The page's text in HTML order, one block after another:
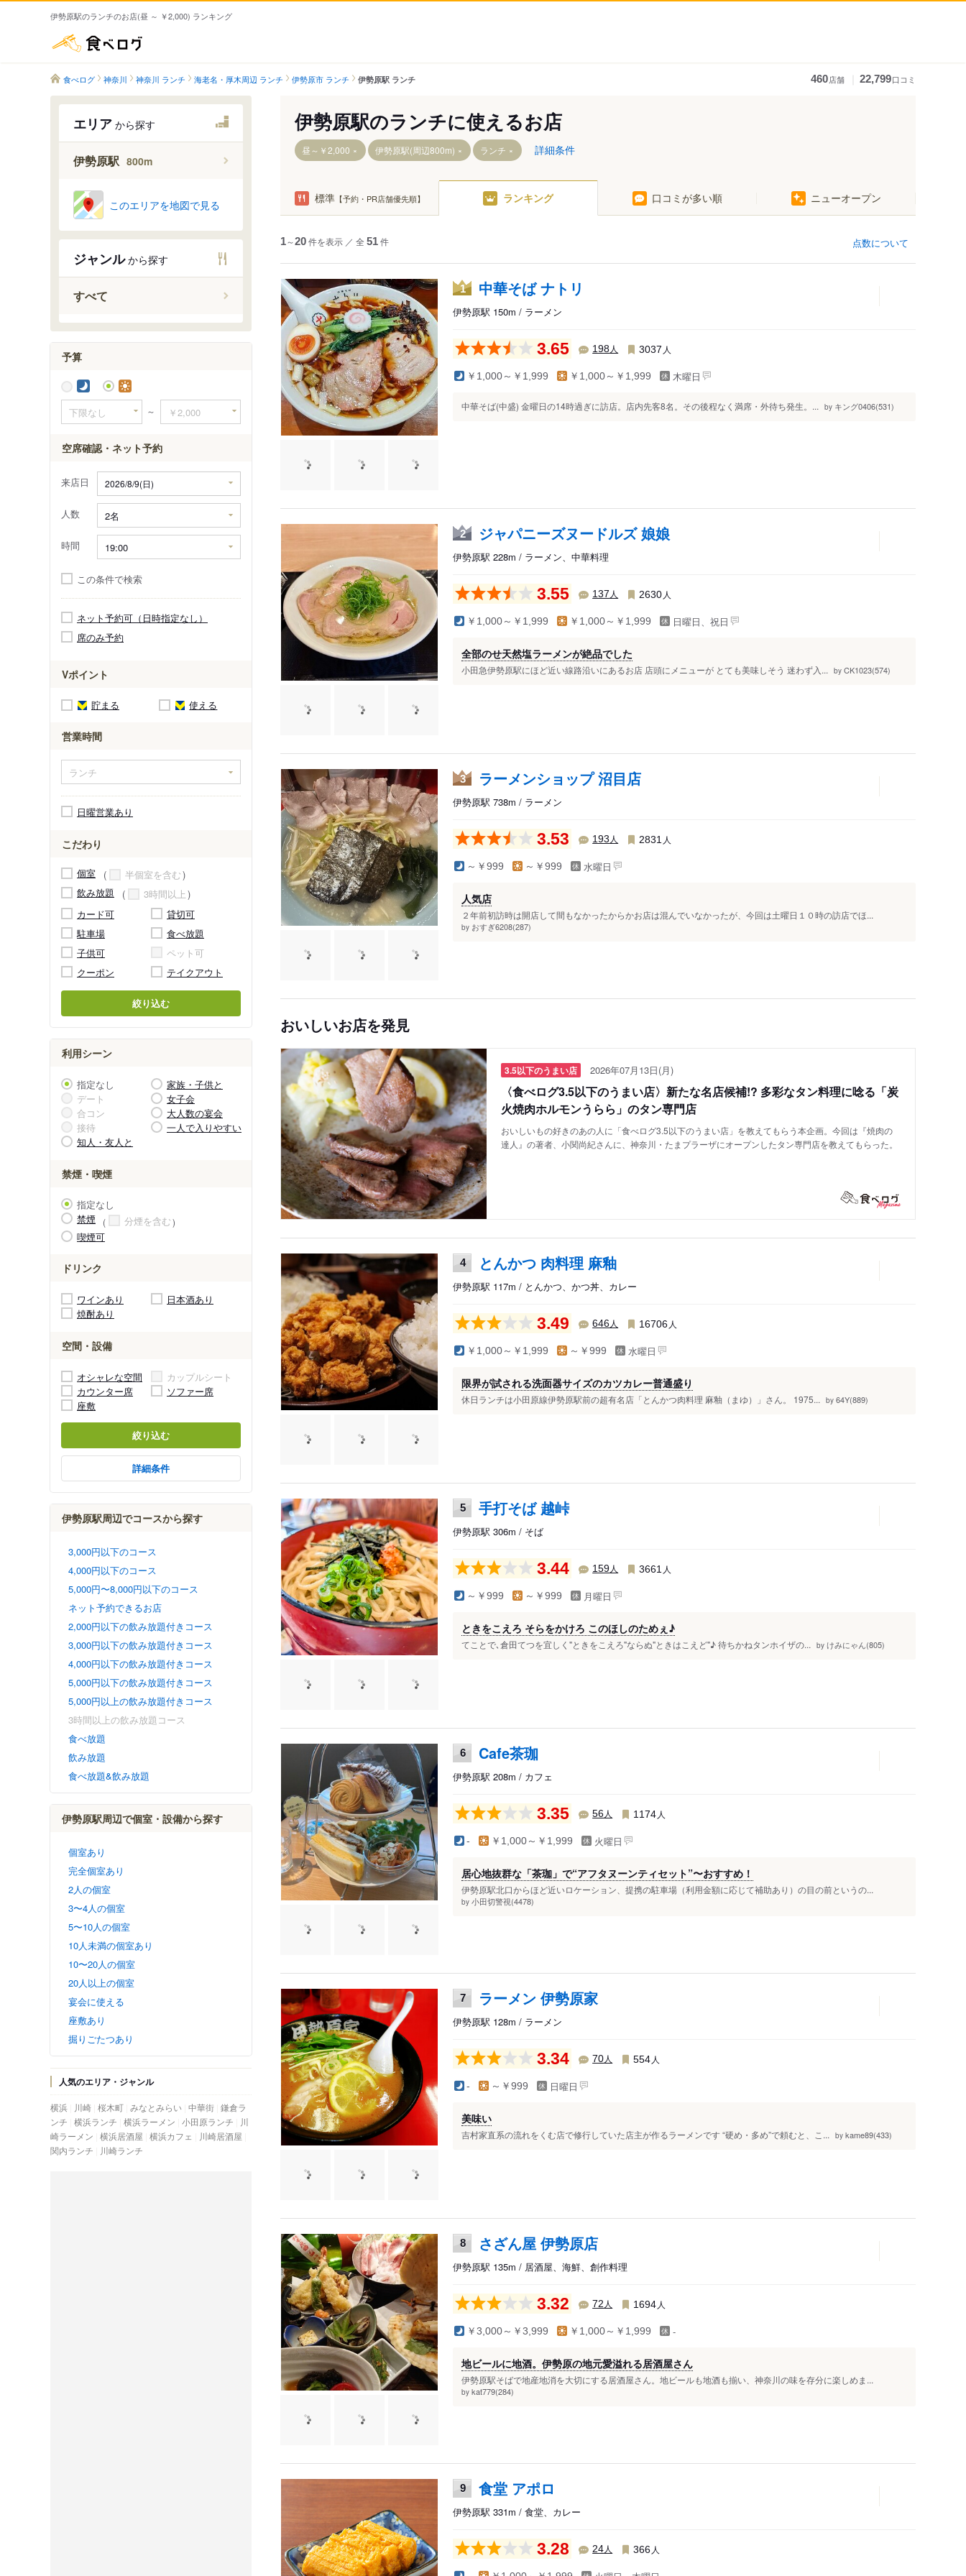
伊勢原駅のランチのお店(昼 ～ ￥2,000) ランキング
食べログ 神奈川 神奈川 ランチ 海老名・厚木周辺 ランチ 伊勢原市 ランチ 伊勢原駅 ランチ 460店舗 22,799口コミ
エリア から探す
伊勢原駅 800m
このエリアを地図で見る
ジャンルから探す
すべて
予算
～
空席確認・ネット予約
来店日
人数
時間
この条件で検索
ネット予約可（日時指定なし）
席のみ予約
Vポイント
貯まる 使える
営業時間
日曜営業あり
こだわり
個室
半個室を含む
飲み放題
3時間以上
カード可
貸切可
駐車場
食べ放題
子供可
ペット可
クーポン
テイクアウト
絞り込む
利用シーン
指定なし
家族・子供と
デート
女子会
合コン
大人数の宴会
接待
一人で入りやすい
知人・友人と
禁煙・喫煙
指定なし
禁煙
分煙を含む
喫煙可
ドリンク
ワインあり
日本酒あり
焼酎あり
空間・設備
オシャレな空間
カップルシート
カウンター席
ソファー席
座敷
絞り込む
詳細条件
伊勢原駅周辺でコースから探す
3,000円以下のコース
4,000円以下のコース
5,000円〜8,000円以下のコース
ネット予約できるお店
2,000円以下の飲み放題付きコース
3,000円以下の飲み放題付きコース
4,000円以下の飲み放題付きコース
5,000円以下の飲み放題付きコース
5,000円以上の飲み放題付きコース
3時間以上の飲み放題コース
食べ放題
飲み放題
食べ放題&飲み放題
伊勢原駅周辺で個室・設備から探す
個室あり
完全個室あり
2人の個室
3〜4人の個室
5〜10人の個室
10人未満の個室あり
10〜20人の個室
20人以上の個室
宴会に使える
座敷あり
掘りごたつあり
人気のエリア・ジャンル
横浜 川崎 桜木町 みなとみらい 中華街 鎌倉ラ
ンチ 横浜ランチ 横浜ラーメン 小田原ランチ
川
崎ラーメン 横浜居酒屋 横浜カフェ
川崎居酒屋
関内ランチ
川崎ランチ
伊勢原駅のランチに使えるお店
昼～￥2,000 伊勢原駅(周辺800m) ランチ 詳細条件
標準【予約・PR店舗優先順】 ランキング 口コミが多い順 ニューオープン
点数について
1～20件を表示 ／ 全 51件
1 中華そば ナトリ
伊勢原駅 150m / ラーメン
3.65 198人 3037 人
￥1,000～￥1,999 ￥1,000～￥1,999 木曜日
中華そば(中盛) 金曜日の14時過ぎに訪店。店内先客8名。その後程なく満席・外待ち発生。... by キング0406(531)
2 ジャパニーズヌードルズ 娘娘
伊勢原駅 228m / ラーメン、中華料理
3.55 137 人 2630 人
￥1,000～￥1,999 ￥1,000～￥1,999 日曜日、祝日
全部のせ天然塩ラーメンが絶品でした
小田急伊勢原駅にほど近い線路沿いにあるお店 店頭にメニューが とても美味しそう 迷わず入... by CK1023(574)
3 ラーメンショップ 沼目店
伊勢原駅 738m / ラーメン
3.53 193 人 2831 人
～￥999 ～￥999 水曜日
人気店
２年前初訪時は開店して間もなかったからかお店は混んでいなかったが、今回は土曜日１０時の訪店でほ...
by おすぎ6208(287)
おいしいお店を発見
3.5以下のうまい店 2026年07月13日(月)
〈食べログ3.5以下のうまい店〉新たな名店候補!? 多彩なタン料理に唸る「炭
火焼肉ホルモンうらら」のタン専門店
おいしいもの好きのあの人に「食べログ3.5以下のうまい店」を教えてもらう本企画。今回は『焼肉の
達人』の著者、小関尚紀さんに、神奈川・たまプラーザにオープンしたタン専門店を教えてもらった。
4 とんかつ 肉料理 麻釉
伊勢原駅 117m / とんかつ、かつ丼、カレー
3.49 646人 16706 人
￥1,000～￥1,999 ～￥999 水曜日
限界が試される洗面器サイズのカツカレー普通盛り
休日ランチは小田原線伊勢原駅前の超有名店「とんかつ肉料理 麻釉（まゆ）」さん。 1975... by 64Y(889)
5 手打そば 越峠
伊勢原駅 306m / そば
3.44 159人 3661 人
～￥999 ～￥999 月曜日
ときをこえろ そらをかけろ このほしのためぇ♪
てことで､倉田てつを宜しく"ときをこえろ"ならぬ"ときはこえど"♪ 待ちかねタンホイザの... by けみにゃん(805)
6 Cafe茶珈
伊勢原駅 208m / カフェ
3.35 56人 1174 人
- ￥1,000～￥1,999 火曜日
居心地抜群な「茶珈」で“アフタヌーンティセット”〜おすすめ！
伊勢原駅北口からほど近いロケーション、提携の駐車場（利用金額に応じて補助あり）の目の前というの...
by 小田切警視(4478)
7 ラーメン 伊勢原家
伊勢原駅 128m / ラーメン
3.34 70人 554 人
- ～￥999 日曜日
美味い
吉村家直系の流れをくむ店で修行していた店主が作るラーメンです “硬め・多め”で頼むと、こ... by kame89(433)
8 さざん屋 伊勢原店
伊勢原駅 135m / 居酒屋、海鮮、創作料理
3.32 72 人 1694 人
￥3,000～￥3,999 ￥1,000～￥1,999 -
地ビールに地酒。伊勢原の地元愛溢れる居酒屋さん
伊勢原駅そばで地産地消を大切にする居酒屋さん。地ビールも地酒も揃い、神奈川の味を存分に楽しめま...
by kat779(284)
9 食堂 アポロ
伊勢原駅 331m / 食堂、カレー
3.28 24人 366 人